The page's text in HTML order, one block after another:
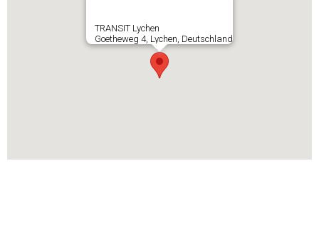
TRANSIT Lychen
Goetheweg 4, Lychen, Deutschland